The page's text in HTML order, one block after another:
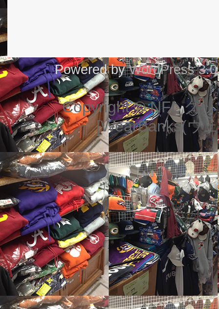
Powered byWordPress
Copyright © NFL グ
[WearBanks(ウ